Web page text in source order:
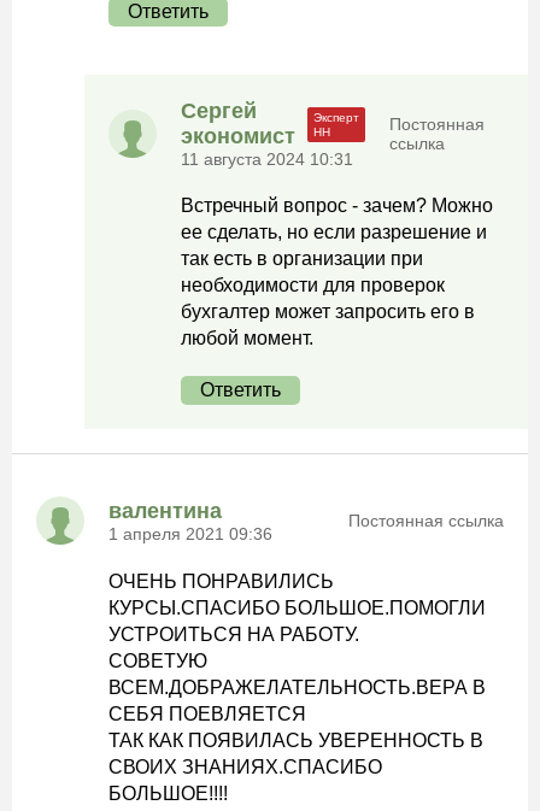
Ответить
Сергей
экономист
11 августа 2024 10:31
Постоянная
ссылка
Встречный вопрос - зачем? Можно
ее сделать, но если разрешение и
так есть в организации при
необходимости для проверок
бухгалтер может запросить его в
любой момент.
Ответить
валентина
1 апреля 2021 09:36
Постоянная ссылка
ОЧЕНЬ ПОНРАВИЛИСЬ
КУРСЫ.СПАСИБО БОЛЬШОЕ.ПОМОГЛИ
УСТРОИТЬСЯ НА РАБОТУ.
СОВЕТУЮ
ВСЕМ.ДОБРАЖЕЛАТЕЛЬНОСТЬ.ВЕРА В
СЕБЯ ПОЕВЛЯЕТСЯ
ТАК КАК ПОЯВИЛАСЬ УВЕРЕННОСТЬ В
СВОИХ ЗНАНИЯХ.СПАСИБО
БОЛЬШОЕ!!!!